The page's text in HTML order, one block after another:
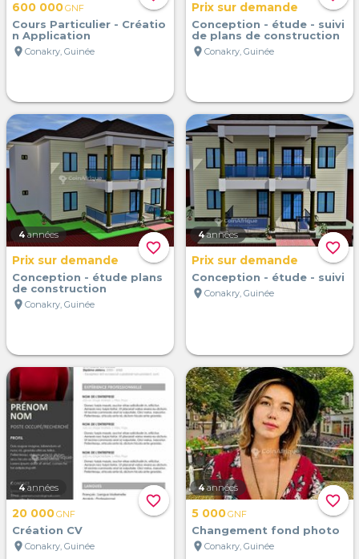
600 000GNF
Cours Particulier - Créatio
n Application
location_on Conakry, Guinée
Prix sur demande
Conception - étude - suivi
de plans de construction
location_on Conakry, Guinée
favorite_border
4 années
Prix sur demande
Conception - étude plans
de construction
location_on Conakry, Guinée
favorite_border
4 années
Prix sur demande
Conception - étude - suivi
location_on Conakry, Guinée
favorite_border
4 années
20 000GNF
Création CV
location_on Conakry, Guinée
favorite_border
4 années
5 000GNF
Changement fond photo
location_on Conakry, Guinée